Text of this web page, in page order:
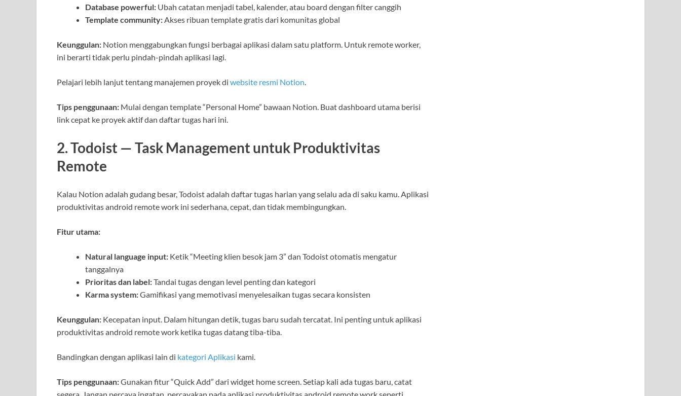
Database powerful: Ubah catatan menjadi tabel, kalender, atau board dengan filter canggih
Template community: Akses ribuan template gratis dari komunitas global
Keunggulan: Notion menggabungkan fungsi berbagai aplikasi dalam satu platform. Untuk remote worker,
ini berarti tidak perlu pindah-pindah aplikasi lagi.
Pelajari lebih lanjut tentang manajemen proyek di website resmi Notion
Tips penggunaan: Mulai dengan template “Personal Home” bawaan Notion. Buat dashboard utama berisi
link cepat ke proyek aktif dan daftar tugas hari ini.
2. Todoist — Task Management untuk Produktivitas
Remote
Kalau Notion adalah gudang besar, Todoist adalah daftar tugas harian yang selalu ada di saku kamu. Aplikasi
produktivitas android remote work ini sederhana, cepat, dan tidak membingungkan.
Fitur utama:
Natural language input: Ketik “Meeting klien besok jam 3” dan Todoist otomatis mengatur
tanggalnya
Prioritas dan label:Tandai tugas dengan level penting dan kategori
Karma system:Gamifikasi yang memotivasi menyelesaikan tugas secara konsisten
Keunggulan: Kecepatan input. Dalam hitungan detik, tugas baru sudah tercatat. Ini penting untuk aplikasi
produktivitas android remote work ketika tugas datang tiba-tiba.
Bandingkan dengan aplikasi lain di kategori Aplikasi kami.
Tips penggunaan:Gunakan fitur “Quick Add” dari widget home screen. Setiap kali ada tugas baru, catat